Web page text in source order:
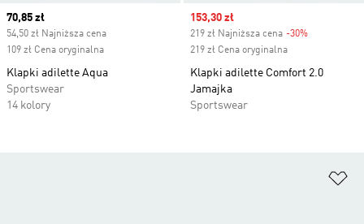
Current price
70,85 zł
54,50 zł Najniższa cena
109 zł Cena oryginalna
Klapki adilette Aqua
Sportswear
14 kolory
Sale price
153,30 zł
219 zł Najniższa cena -30%
219 zł Cena oryginalna
Klapki adilette Comfort 2.0
Jamajka
Sportswear